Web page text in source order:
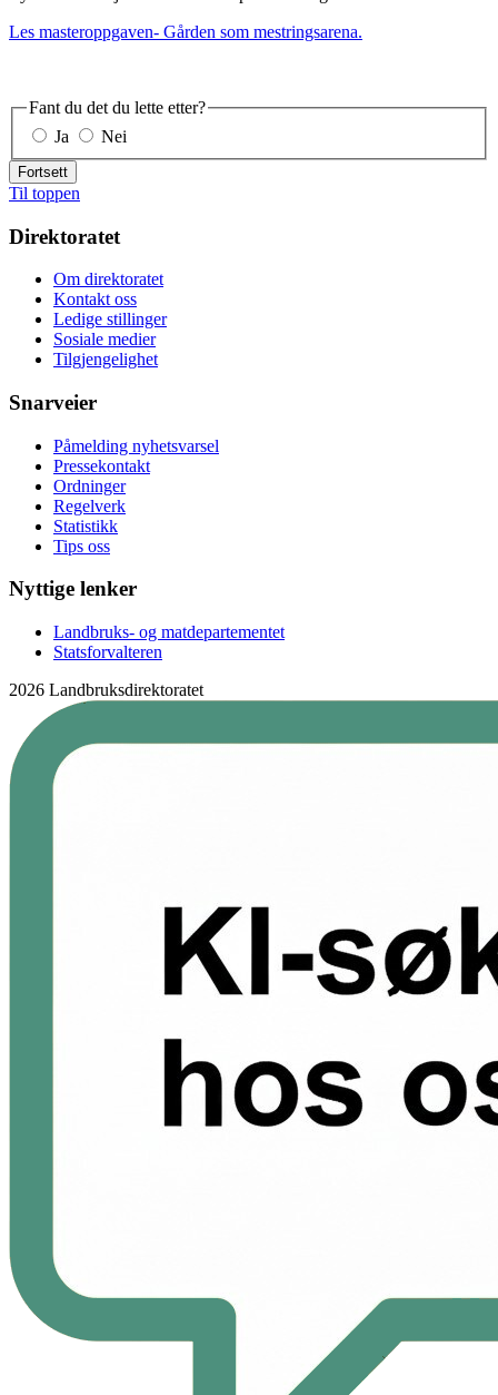
Les masteroppgaven- Gården som mestringsarena.
Fant du det du lette etter?
Ja
Nei
Fortsett
Til toppen
Direktoratet
Om direktoratet
Kontakt oss
Ledige stillinger
Sosiale medier
Tilgjengelighet
Snarveier
Påmelding nyhetsvarsel
Pressekontakt
Ordninger
Regelverk
Statistikk
Tips oss
Nyttige lenker
Landbruks- og matdepartementet
Statsforvalteren
2026 Landbruksdirektoratet